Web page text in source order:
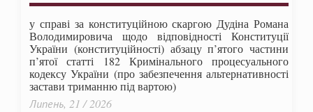
у справі за конституційною скаргою Дудіна Романа
Володимировича щодо відповідності Конституції
України (конституційності) абзацу п’ятого частини
п’ятої статті 182 Кримінального процесуального
кодексу України (про забезпечення альтернативності
застави триманню під вартою)
Липень, 21 / 2026